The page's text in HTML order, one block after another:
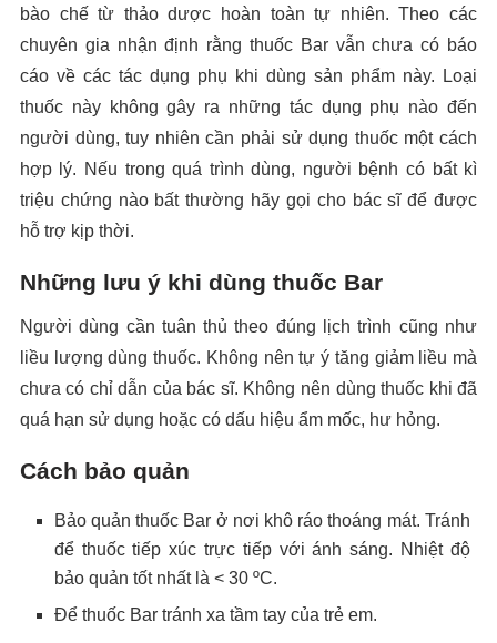
bào chế từ thảo dược hoàn toàn tự nhiên. Theo các
chuyên gia nhận định rằng thuốc Bar vẫn chưa có báo
cáo về các tác dụng phụ khi dùng sản phẩm này. Loại
thuốc này không gây ra những tác dụng phụ nào đến
người dùng, tuy nhiên cần phải sử dụng thuốc một cách
hợp lý. Nếu trong quá trình dùng, người bệnh có bất kì
triệu chứng nào bất thường hãy gọi cho bác sĩ để được
hỗ trợ kịp thời.
Những lưu ý khi dùng thuốc Bar
Người dùng cần tuân thủ theo đúng lịch trình cũng như
liều lượng dùng thuốc. Không nên tự ý tăng giảm liều mà
chưa có chỉ dẫn của bác sĩ. Không nên dùng thuốc khi đã
quá hạn sử dụng hoặc có dấu hiệu ẩm mốc, hư hỏng.
Cách bảo quản
Bảo quản thuốc Bar ở nơi khô ráo thoáng mát. Tránh
để thuốc tiếp xúc trực tiếp với ánh sáng. Nhiệt độ
bảo quản tốt nhất là < 30 ºC.
Để thuốc Bar tránh xa tầm tay của trẻ em.